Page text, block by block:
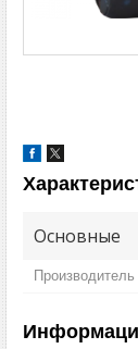
Основные
Производитель